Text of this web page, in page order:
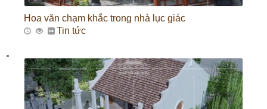
Hoa văn chạm khắc trong nhà lục giác
Tin tức